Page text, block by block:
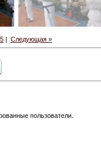
| Следующая »
пользователи.